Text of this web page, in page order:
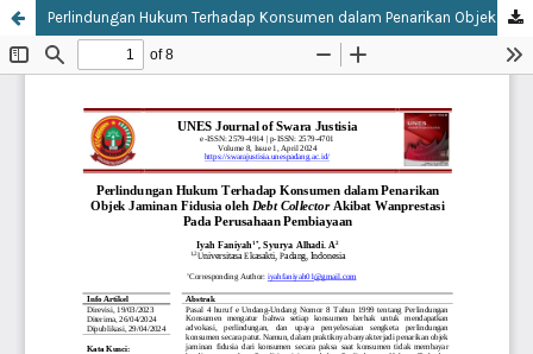
Perlindungan Hukum Terhadap Konsumen dalam Penarikan Objek Jaminan Fidusia oleh Debt Collector Akibat Wanprestasi Pada Perusahaan Pembiayaan